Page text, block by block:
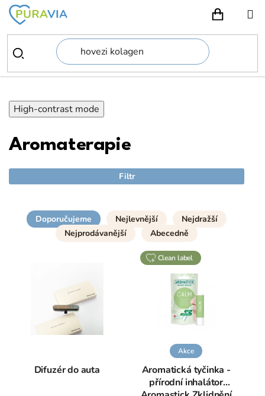
Přejít
obsah
High-contrast mode
Aromaterapie
Filtr
Doporučujeme Nejlevnější
Nejdražší
Nejprodávanější
Abecedně
Difuzér do auta
clean label
Akce
Aromatická tyčinka -
přírodní inhalátor